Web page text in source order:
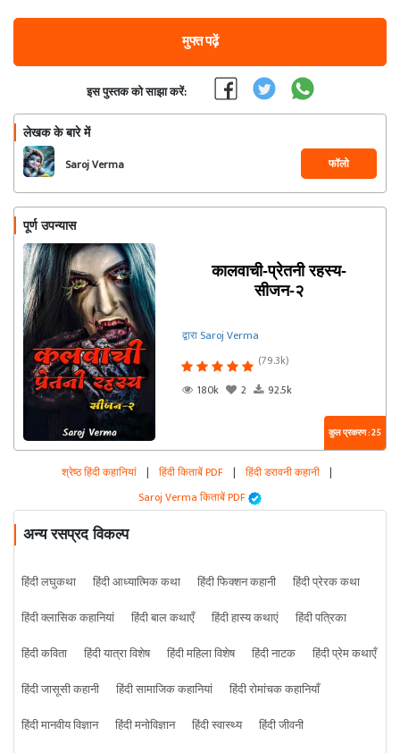
मुफ्त पढ़ें
इस पुस्तक को साझा करें:
लेखक के बारे में
Saroj Verma फॉलो
पूर्ण उपन्यास
कालवाची-प्रेतनी रहस्य-
सीजन-२
द्वारा Saroj Verma
(79.3k)
180k
2 92.5k
कुल प्रकरण : 25
श्रेष्ठ हिंदी कहानियां | हिंदी किताबें PDF | हिंदी डरावनी कहानी |
Saroj Verma किताबें PDF
अन्य रसप्रद विकल्प
हिंदी लघुकथा हिंदी आध्यात्मिक कथा हिंदी फिक्शन कहानी
हिंदी प्रेरक कथा
हिंदी क्लासिक कहानियां
हिंदी बाल कथाएँ हिंदी हास्य कथाएं
हिंदी पत्रिका
हिंदी कविता
हिंदी यात्रा विशेष हिंदी महिला विशेष हिंदी नाटक
हिंदी प्रेम कथाएँ
हिंदी जासूसी कहानी
हिंदी सामाजिक कहानियां
हिंदी रोमांचक कहानियाँ
हिंदी मानवीय विज्ञान
हिंदी मनोविज्ञान हिंदी स्वास्थ्य
हिंदी जीवनी